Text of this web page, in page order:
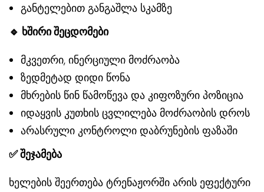
განტელებით განგაშლა სკამზე
🔹 ხშირი შეცდომები
მკვეთრი, ინერციული მოძრაობა
ზედმეტად დიდი წონა
მხრების წინ წამოწევა და კიფოზური პოზიცია
იდაყვის კუთხის ცვლილება მოძრაობის დროს
არასრული კონტროლი დაბრუნების ფაზაში
✅შეჯამება
ხელების შეერთება ტრენაჟორში არის ეფექტური